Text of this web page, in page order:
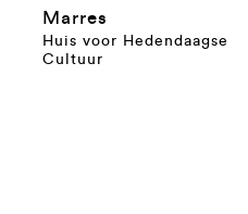
Marres
Huis voor Hedendaagse
Cultuur